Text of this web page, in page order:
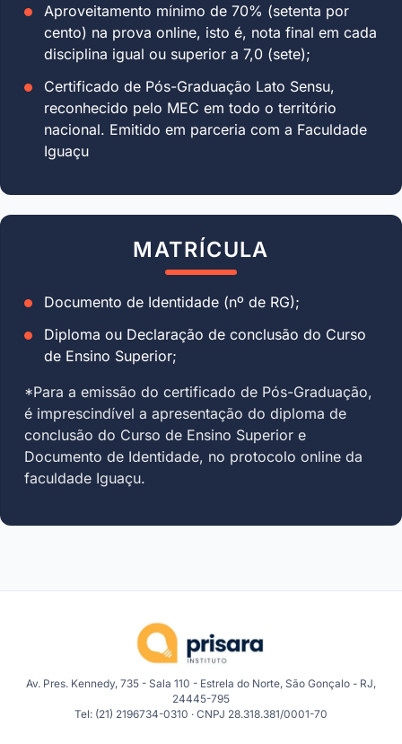
Aproveitamento mínimo de 70% (setenta por
cento) na prova online, isto é, nota final em cada
disciplina igual ou superior a 7,0 (sete);
Certificado de Pós-Graduação Lato Sensu,
reconhecido pelo MEC em todo o território
nacional. Emitido em parceria com a Faculdade
Iguaçu
MATRÍCULA
Documento de Identidade (nº de RG);
Diploma ou Declaração de conclusão do Curso
de Ensino Superior;
*Para a emissão do certificado de Pós-Graduação,
é imprescindível a apresentação do diploma de
conclusão do Curso de Ensino Superior e
Documento de Identidade, no protocolo online da
faculdade Iguaçu.
Av. Pres. Kennedy, 735 - Sala 110 - Estrela do Norte, São Gonçalo - RJ,
24445-795
Tel: (21) 2196734-0310 · CNPJ 28.318.381/0001-70